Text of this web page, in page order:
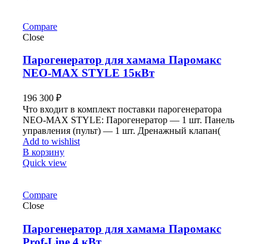
Compare
Close
Парогенератор для хамама Паромакс
NEO-MAX STYLE 15кВт
196 300 ₽
Что входит в комплект поставки парогенератора
NEO-MAX STYLE: Парогенератор — 1 шт. Панель
управления (пульт) — 1 шт. Дренажный клапан(
Add to wishlist
В корзину
Quick view
Compare
Close
Парогенератор для хамама Паромакс